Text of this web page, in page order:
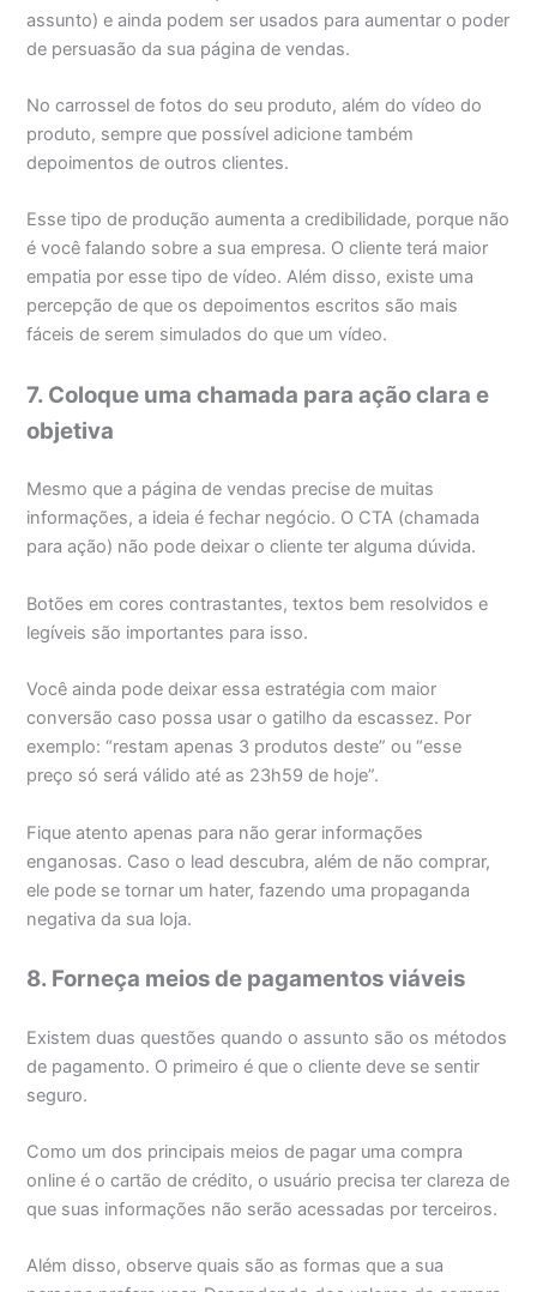
assunto) e ainda podem ser usados para aumentar o poder
de persuasão da sua página de vendas.
No carrossel de fotos do seu produto, além do vídeo do
produto, sempre que possível adicione também
depoimentos de outros clientes.
Esse tipo de produção aumenta a credibilidade, porque não
é você falando sobre a sua empresa. O cliente terá maior
empatia por esse tipo de vídeo. Além disso, existe uma
percepção de que os depoimentos escritos são mais
fáceis de serem simulados do que um vídeo.
7. Coloque uma chamada para ação clara e
objetiva
Mesmo que a página de vendas precise de muitas
informações, a ideia é fechar negócio. O CTA (chamada
para ação) não pode deixar o cliente ter alguma dúvida.
Botões em cores contrastantes, textos bem resolvidos e
legíveis são importantes para isso.
Você ainda pode deixar essa estratégia com maior
conversão caso possa usar o gatilho da escassez. Por
exemplo: “restam apenas 3 produtos deste” ou “esse
preço só será válido até as 23h59 de hoje”.
Fique atento apenas para não gerar informações
enganosas. Caso o lead descubra, além de não comprar,
ele pode se tornar um hater, fazendo uma propaganda
negativa da sua loja.
8. Forneça meios de pagamentos viáveis
Existem duas questões quando o assunto são os métodos
de pagamento. O primeiro é que o cliente deve se sentir
seguro.
Como um dos principais meios de pagar uma compra
online é o cartão de crédito, o usuário precisa ter clareza de
que suas informações não serão acessadas por terceiros.
Além disso, observe quais são as formas que a sua